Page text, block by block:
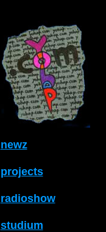
newz
projects
radioshow
studium